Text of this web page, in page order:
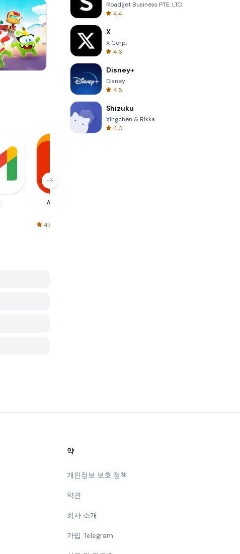
8 Ball Billiards Classic
AliExpress
4.5
Roadget Business PTE. LTD.
4.4
X
X Corp.
4.6
Disney+
Disney
4.5
Shizuku
Xingchen & Rikka
4.0
약
개인정보 보호 정책
약관
회사 소개
가입 Telegram